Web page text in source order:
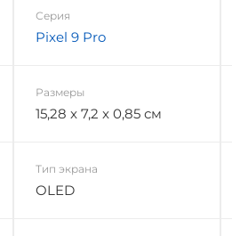
Серия
Pixel 9 Pro
Размеры
15,28 x 7,2 x 0,85 см
Тип экрана
OLED